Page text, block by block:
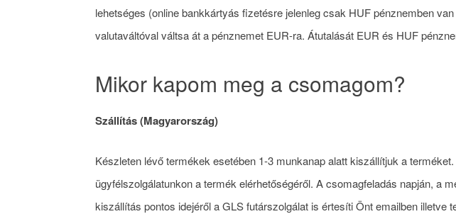
lehetséges (online bankkártyás fizetésre jelenleg csak HUF pénznemben
valutaváltóval váltsa át a pénznemet EUR-ra. Átutalását EUR és HUF
Mikor kapom meg a csomagom?
Szállítás (Magyarország)
Készleten lévő termékek esetében 1-3 munkanap alatt kiszállítjuk a
ügyfélszolgálatunkon a termék elérhetőségéről. A csomagfeladás napján, a
kiszállítás pontos idejéről a GLS futárszolgálat is értesíti Önt emailben illetve